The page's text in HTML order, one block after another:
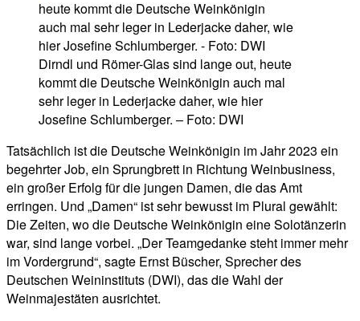
Dirndl und Römer-Glas sind lange out, heute
kommt die Deutsche Weinkönigin auch mal
sehr leger in Lederjacke daher, wie hier
Josefine Schlumberger. – Foto: DWI
Tatsächlich ist die Deutsche Weinkönigin im Jahr 2023 ein
begehrter Job, ein Sprungbrett in Richtung Weinbusiness,
ein großer Erfolg für die jungen Damen, die das Amt
erringen. Und „Damen“ ist sehr bewusst im Plural gewählt:
Die Zeiten, wo die Deutsche Weinkönigin eine Solotänzerin
war, sind lange vorbei. „Der Teamgedanke steht immer mehr
im Vordergrund“, sagte Ernst Büscher, Sprecher des
Deutschen Weininstituts (DWI), das die Wahl der
Weinmajestäten ausrichtet.